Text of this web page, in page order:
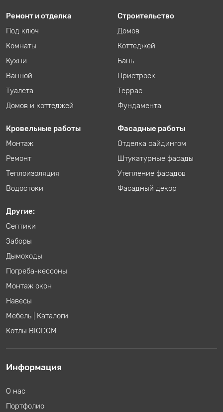
Ремонт и отделка
Под ключ
Комнаты
Кухни
Ванной
Туалета
Домов и коттеджей
Строительство
Домов
Коттеджей
Бань
Пристроек
Террас
Фундамента
Кровельные работы
Монтаж
Ремонт
Теплоизоляция
Водостоки
Фасадные работы
Отделка сайдингом
Штукатурные фасады
Утепление фасадов
Фасадный декор
Другие:
Септики
Заборы
Дымоходы
Погреба-кессоны
Монтаж окон
Навесы
Мебель
Каталоги
Котлы BIODOM
Информация
О нас
Портфолио